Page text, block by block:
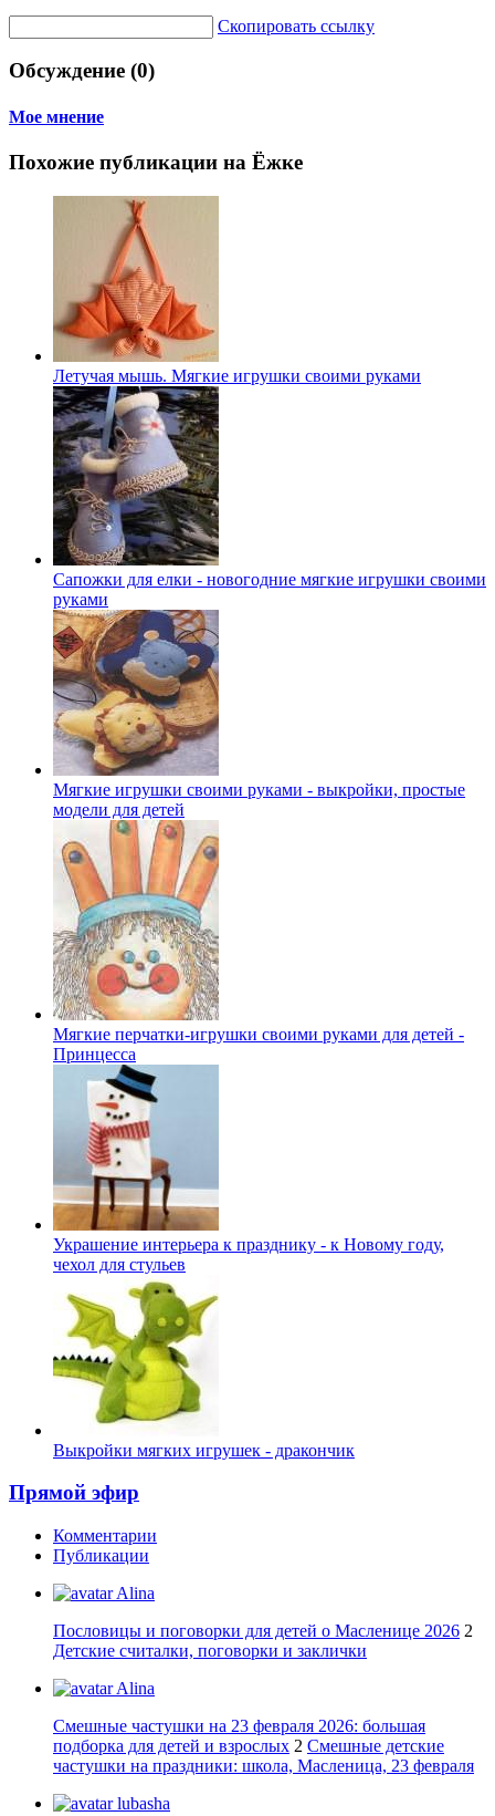
Скопировать ссылку
Обсуждение (0)
Мое мнение
Похожие публикации на Ёжке
Летучая мышь. Мягкие игрушки своими руками
Сапожки для елки - новогодние мягкие игрушки своими
руками
Мягкие игрушки своими руками - выкройки, простые
модели для детей
Мягкие перчатки-игрушки своими руками для детей -
Принцесса
Украшение интерьера к празднику - к Новому году,
чехол для стульев
Выкройки мягких игрушек - дракончик
Прямой эфир
Комментарии
Публикации
Alina
Пословицы и поговорки для детей о Масленице 2026 2
Детские считалки, поговорки и заклички
Alina
Смешные частушки на 23 февраля 2026: большая
подборка для детей и взрослых 2 Смешные детские
частушки на праздники: школа, Масленица, 23 февраля
lubasha